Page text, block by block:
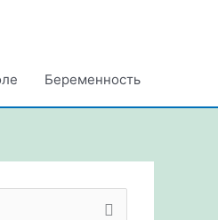
Беременность